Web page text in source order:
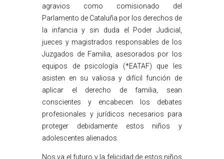
agravios como comisionado del
Parlamento de Cataluña por los derechos de
la infancia y sin duda el Poder Judicial,
jueces y magistrados responsables de los
Juzgados de Familia, asesorados por los
equipos de psicología (*EATAF) que les
asisten en su valiosa y difícil función de
aplicar el derecho de familia, sean
conscientes y encabecen los debates
profesionales y jurídicos necesarios para
proteger debidamente estos niños y
adolescentes alienados.
Nos va el futuro y la felicidad de estos niños